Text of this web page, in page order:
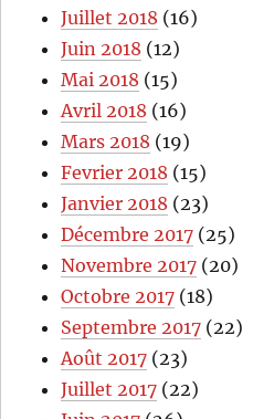
Juillet 2018 (16)
Juin 2018 (12)
Mai 2018 (15)
Avril 2018 (16)
Mars 2018 (19)
Fevrier 2018 (15)
Janvier 2018 (23)
Décembre 2017 (25)
Novembre 2017 (20)
Octobre 2017 (18)
Septembre 2017 (22)
Août 2017 (23)
Juillet 2017 (22)